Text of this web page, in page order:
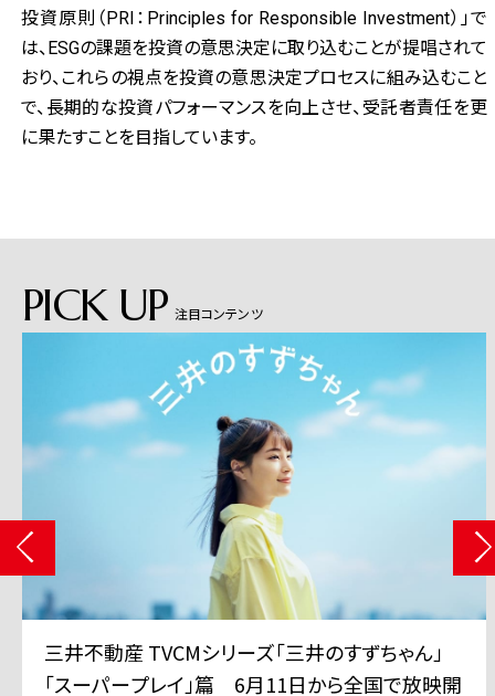
投資原則（PRI：Principles for Responsible Investment）」で
は、ESGの課題を投資の意思決定に取り込むことが提唱されて
おり、これらの視点を投資の意思決定プロセスに組み込むこと
で、長期的な投資パフォーマンスを向上させ、受託者責任を更
に果たすことを目指しています。
PICK UP 注目コンテンツ
三井不動産 TVCMシリーズ「三井のすずちゃん」
「スーパープレイ」篇 6月11日から全国で放映開